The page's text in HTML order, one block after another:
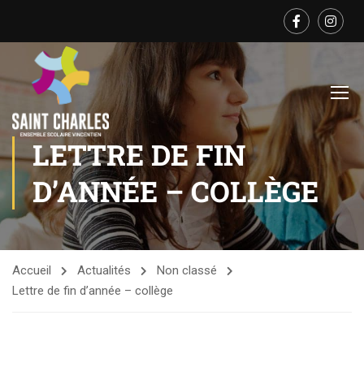
LETTRE DE FIN
D’ANNÉE – COLLÈGE
Accueil Actualités
Non classé
Lettre de fin d’année – collège